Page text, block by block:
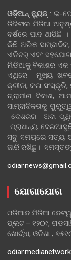
ଓଡ଼ିଆନ୍‍ ନ୍ୟୁଜ୍‍: ଇ-
ଡିଜିଟାଲ ମିଡିଆ
ବର୍ଷରେ ପାଦ
କିଛି ଅଭିଜ୍ଞ
ଏଡିଟର୍ ଏବଂ
ମିଡିଆକୁ ବିକାଶର ଏକ
ଏଥିରେ ମୁଖ୍ୟ ଖବର
କ୍ରୀଡା, କଳା
ଗ୍ରାମୀଣ
ସାମ୍ବାଦିକତାକୁ
ଦେଶରର ଅବା
ପ୍ରାଧାନ୍ୟ
ସବୁ ସମୟରେ ସତ୍ୟ
ଜାରି ରଖିଛୁ।
ଯୋଗାଯୋଗ
ଓଡିଆନ ମିଡିଆ
ପ୍ଲଟ – ୧୨୦୯,
ଖୋର୍ଦ୍ଧା, ଓଡିଶା ,